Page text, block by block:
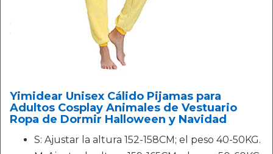
Yimidear Unisex Cálido Pijamas para
Adultos Cosplay Animales de Vestuario
Ropa de Dormir Halloween y Navidad
S: Ajustar la altura 152-158CM; el peso 40-50KG.